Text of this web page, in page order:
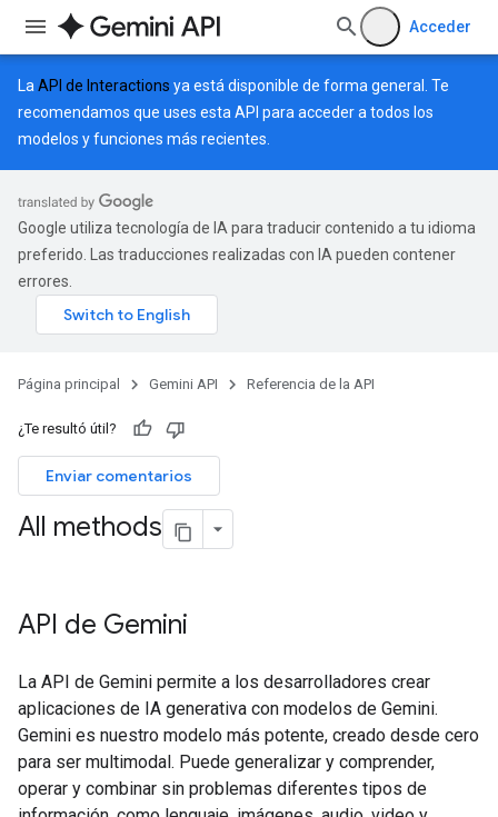
Acceder
La API de Interactions ya está disponible de forma general. Te
recomendamos que uses esta API para acceder a todos los
modelos y funciones más recientes.
Google utiliza tecnología de IA para traducir contenido a tu idioma
preferido. Las traducciones realizadas con IA pueden contener
errores.
Página principal Gemini API Referencia de la API
¿Te resultó útil?
Enviar comentarios
All methods
API de Gemini
La API de Gemini permite a los desarrolladores crear
aplicaciones de IA generativa con modelos de Gemini.
Gemini es nuestro modelo más potente, creado desde cero
para ser multimodal. Puede generalizar y comprender,
operar y combinar sin problemas diferentes tipos de